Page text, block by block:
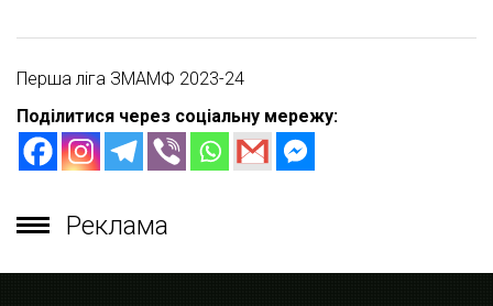
Перша ліга ЗМАМФ 2023-24
Поділитися через соціальну мережу:
Реклама